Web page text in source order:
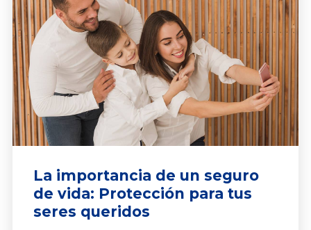
La importancia de un seguro
de vida: Protección para tus
seres queridos